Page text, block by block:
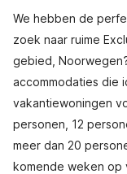
We hebben de
zoek naar ruime
gebied,
accommodaties die
vakantiewoningen
personen, 12
meer dan 20
komende weken op